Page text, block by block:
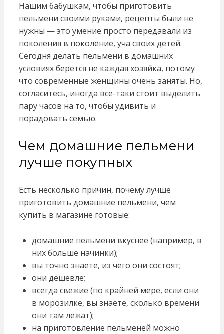
Нашим бабушкам, чтобы приготовить
пельмени своими руками, рецепты были не
нужны — это умение просто передавали из
поколения в поколение, уча своих детей.
Сегодня делать пельмени в домашних
условиях берется не каждая хозяйка, потому
что современные женщины очень заняты. Но,
согласитесь, иногда все-таки стоит выделить
пару часов на то, чтобы удивить и
порадовать семью.
Чем домашние пельмени
лучше покупных
Есть несколько причин, почему лучше
приготовить домашние пельмени, чем
купить в магазине готовые:
домашние пельмени вкуснее (например, в
них больше начинки);
вы точно знаете, из чего они состоят;
они дешевле;
всегда свежие (по крайней мере, если они
в морозилке, вы знаете, сколько времени
они там лежат);
на приготовление пельменей можно